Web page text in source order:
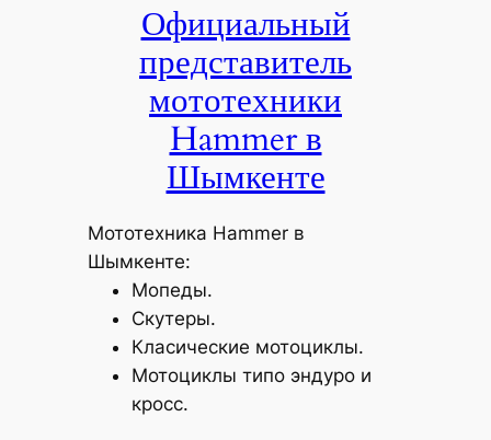
Официальный
представитель
мототехники
Hammer в
Шымкенте
Мототехника Hammer в
Шымкенте:
Мопеды.
Скутеры.
Класические мотоциклы.
Мотоциклы типо эндуро и
кросс.